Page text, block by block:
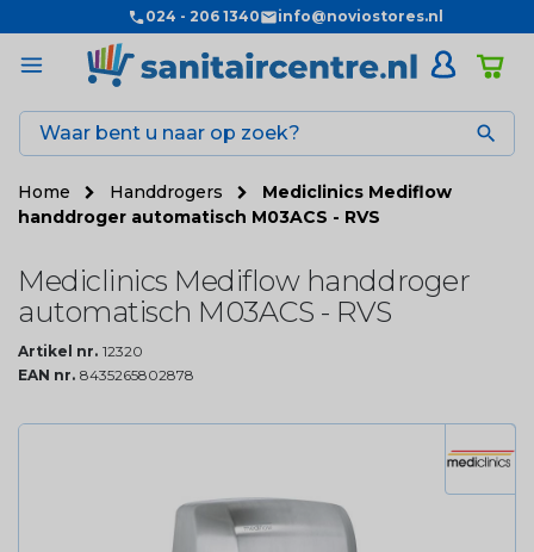
024 - 206 1340 info@noviostores.nl

Home Handdrogers
Mediclinics Mediflow
handdroger automatisch M03ACS - RVS
Mediclinics Mediflow handdroger
automatisch M03ACS - RVS
Artikel nr. 12320
EAN nr. 8435265802878